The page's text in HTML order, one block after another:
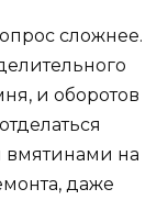
сложнее.
и оборотов
вмятинами на
даже